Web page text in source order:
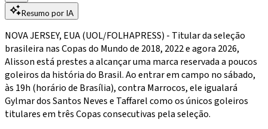
Resumo por IA
NOVA JERSEY, EUA (UOL/FOLHAPRESS) - Titular da seleção
brasileira nas Copas do Mundo de 2018, 2022 e agora 2026,
Alisson está prestes a alcançar uma marca reservada a poucos
goleiros da história do Brasil. Ao entrar em campo no sábado,
às 19h (horário de Brasília), contra Marrocos, ele igualará
Gylmar dos Santos Neves e Taffarel como os únicos goleiros
titulares em três Copas consecutivas pela seleção.